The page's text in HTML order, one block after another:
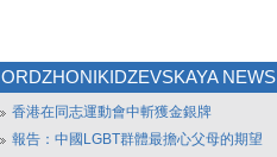
ORDZHONIKIDZEVSKAYA NEWS
香港在同志運動會中斬獲金銀牌
報告：中國LGBT群體最擔心父母的期望